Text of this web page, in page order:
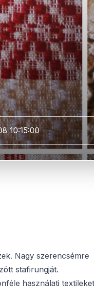
10:15:00
Nagy szerencsémre
stafirungját.
használati